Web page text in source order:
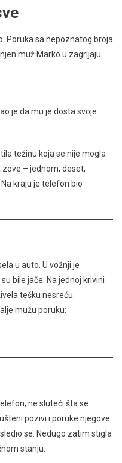
Poruka sa nepoznatog broja
muž Marko u zagrljaju
je da mu je dosta svoje
težinu koja se nije mogla
– jednom, deset,
kraju je telefon bio
u auto. U vožnji je
bile jače. Na jednoj krivini
tešku nesreću.
mužu poruku:
ne sluteći šta se
pozivi i poruke njegove
se. Nedugo zatim stigla
stanju.